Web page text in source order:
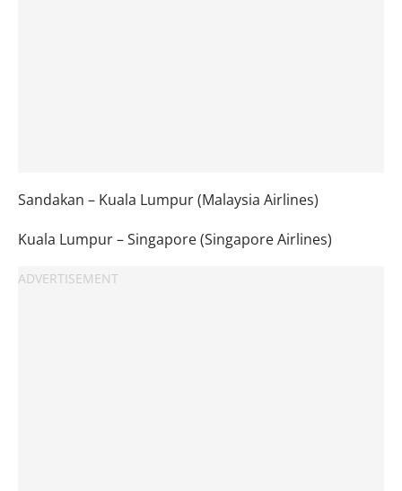
Sandakan – Kuala Lumpur (Malaysia Airlines)
Kuala Lumpur – Singapore (Singapore Airlines)